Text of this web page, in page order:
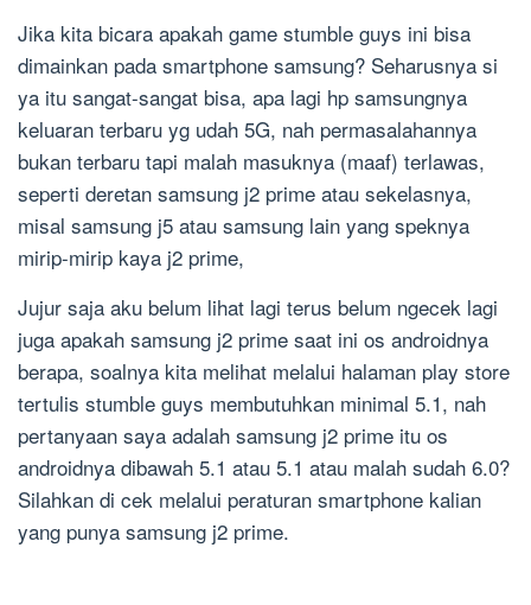
Jika kita bicara apakah game stumble guys ini bisa
dimainkan pada smartphone samsung? Seharusnya si
ya itu sangat-sangat bisa, apa lagi hp samsungnya
keluaran terbaru yg udah 5G, nah permasalahannya
bukan terbaru tapi malah masuknya (maaf) terlawas,
seperti deretan samsung j2 prime atau sekelasnya,
misal samsung j5 atau samsung lain yang speknya
mirip-mirip kaya j2 prime,
Jujur saja aku belum lihat lagi terus belum ngecek lagi
juga apakah samsung j2 prime saat ini os androidnya
berapa, soalnya kita melihat melalui halaman play store
tertulis stumble guys membutuhkan minimal 5.1, nah
pertanyaan saya adalah samsung j2 prime itu os
androidnya dibawah 5.1 atau 5.1 atau malah sudah 6.0?
Silahkan di cek melalui peraturan smartphone kalian
yang punya samsung j2 prime.